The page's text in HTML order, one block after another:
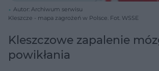
Autor: Archiwum serwisu
Kleszcze - mapa zagrożeń w Polsce. Fot. WSSE
Kleszczowe zapalenie
powikłania